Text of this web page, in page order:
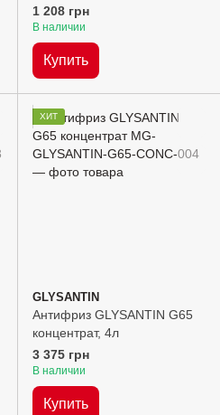
1 208 грн
В наличии
Купить
ХИТ
GLYSANTIN
Антифриз GLYSANTIN G65
концентрат, 4л
3 375 грн
В наличии
Купить